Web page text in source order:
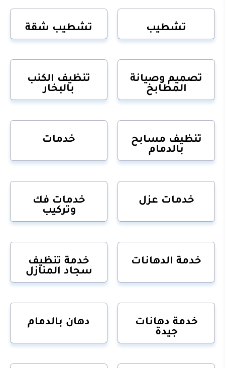
تشطيب تشطيب شقة
تصميم وصيانة
المطابخ
تنظيف الكنب
بالبخار
تنظيف مسابح
بالدمام
خدمات
خدمات عزل
خدمات فك
وتركيب
خدمة الدهانات
خدمة تنظيف
سجاد المنازل
خدمة دهانات
جيدة
دهان بالدمام